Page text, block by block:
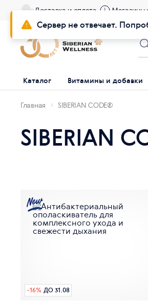
Доставка и оплата Магазины
Каталог Витамины и добавки
Главная SIBERIAN CODE®
SIBERIAN
-16% ДО 31.08
Сервер не отвечает.